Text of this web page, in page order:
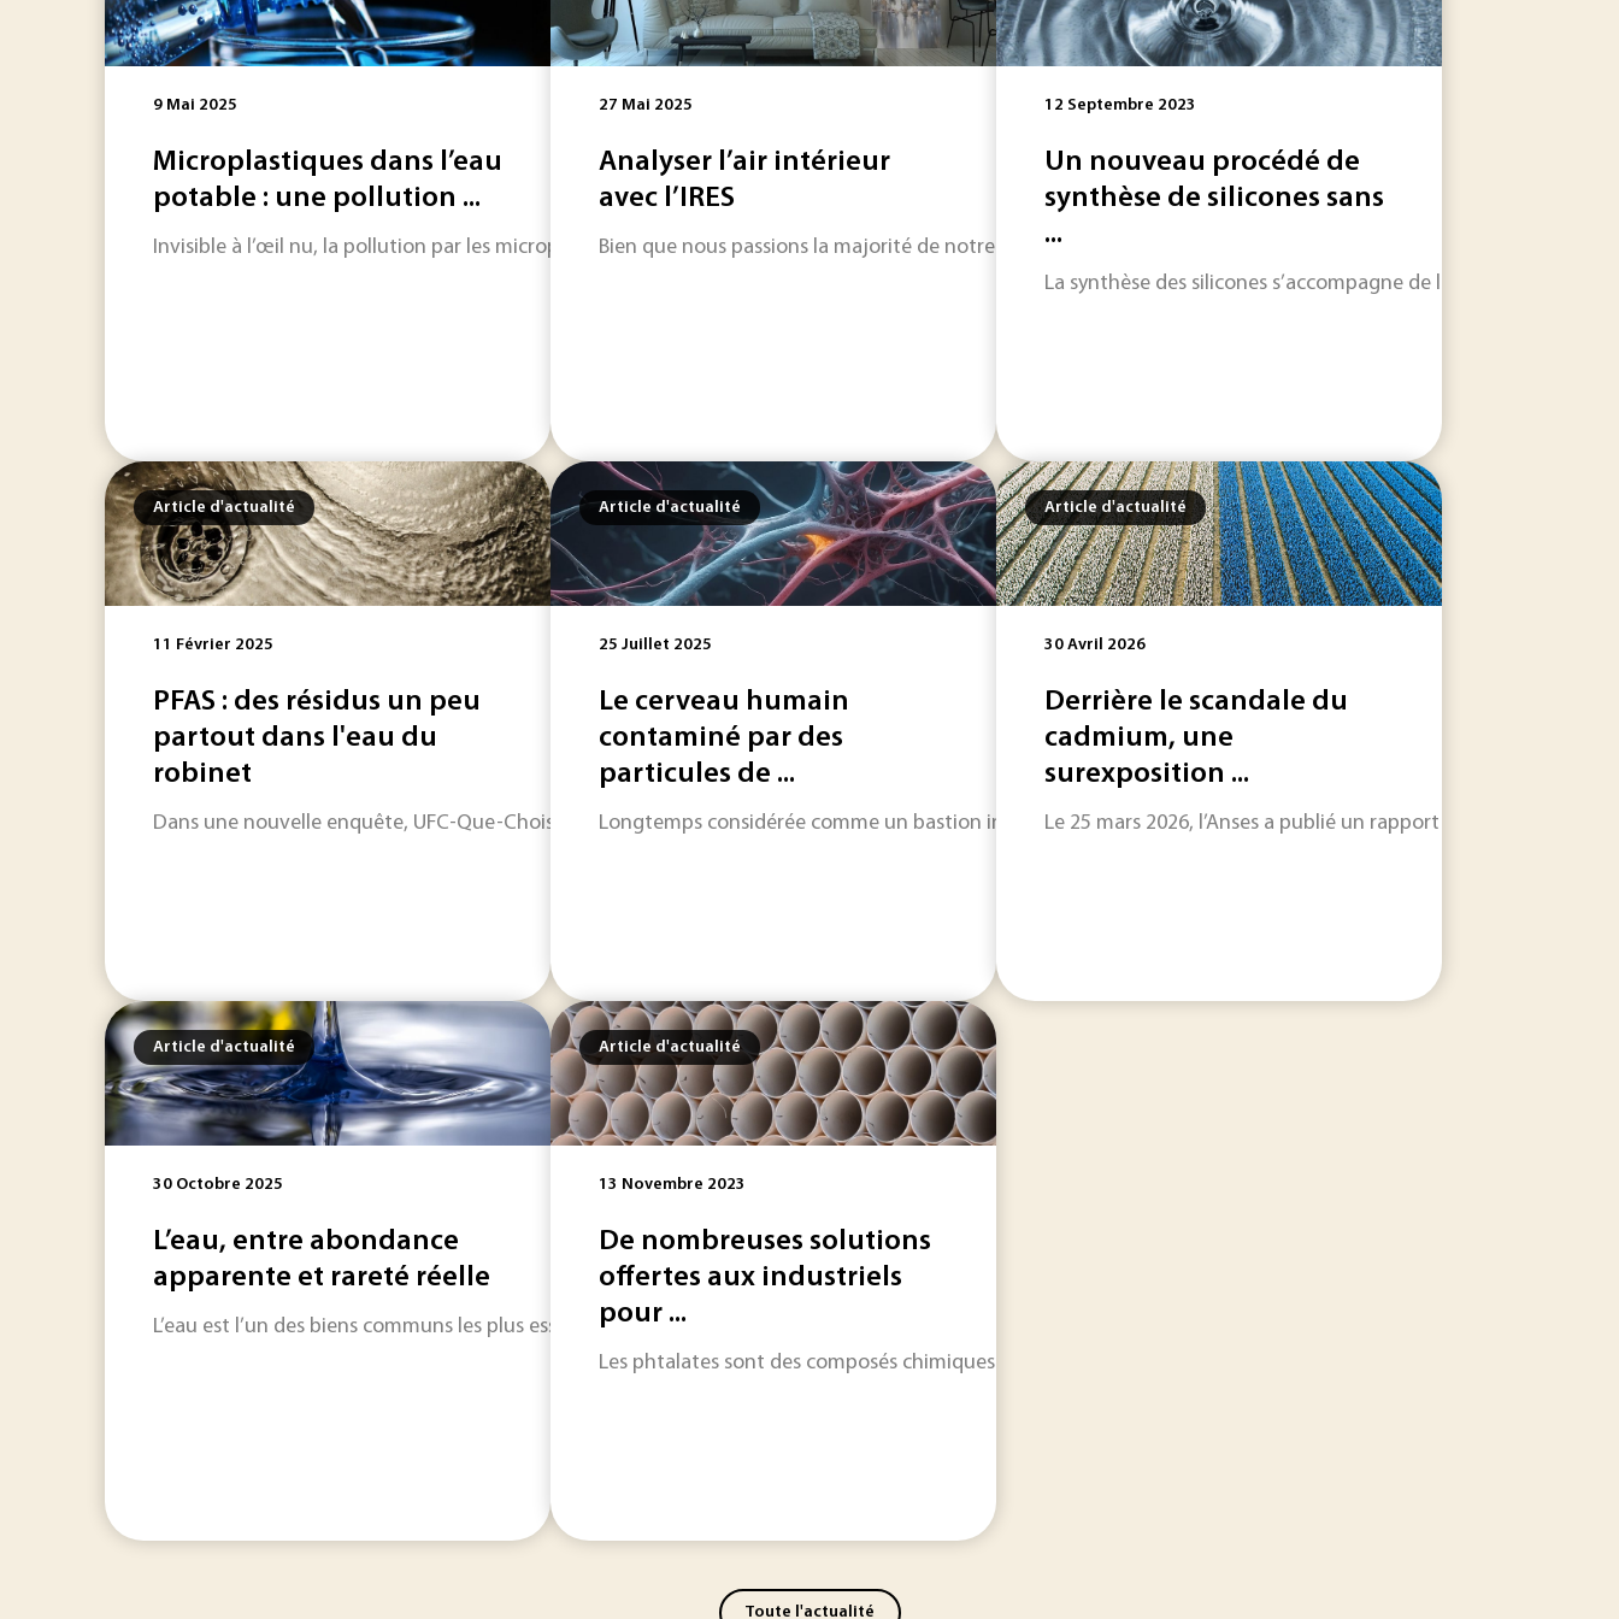
9 Mai 2025
Microplastiques dans l’eau
potable : une pollution ...
Invisible à l’œil nu, la pollution par les microplastiques est pourtant omniprésente dans notre eau potable. Une nouvelle étude révèle que la quasi-totalité...
27 Mai 2025
Analyser l’air intérieur
avec l’IRES
Bien que nous passions la majorité de notre temps à l’intérieur, nous sommes encore trop peu informés sur la
12 Septembre 2023
Un nouveau procédé de
synthèse de silicones sans
...
La synthèse des silicones s’accompagne de la formation
Article d'actualité
11 Février 2025
PFAS : des résidus un peu
partout dans l'eau du
robinet
Dans une nouvelle enquête, UFC-Que-Choisir et Générations futures déclarent avoir détecté des PFAS dans 29 des 30 communes qu'ils ont analysées, y compris
Article d'actualité
25 Juillet 2025
Le cerveau humain
contaminé par des
particules de ...
Longtemps considérée comme un bastion inviolable, des chercheurs ont identifié que des microplastiques ont
Article d'actualité
30 Avril 2026
Derrière le scandale du
cadmium, une
surexposition ...
Le 25 mars 2026, l’Anses a publié un rapport alertant sur la
Article d'actualité
30 Octobre 2025
L’eau, entre abondance
apparente et rareté réelle
L’eau est l’un des biens communs les plus essentiels à la vie. Pourtant, malgré son apparente abondance, sa disponibilité réelle et sa qualité se dégradent à...
Article d'actualité
13 Novembre 2023
De nombreuses solutions
offertes aux industriels
pour ...
Les phtalates sont des composés chimiques couramment utilisés comme plastifiants des matières plastiques.
Toute l'actualité